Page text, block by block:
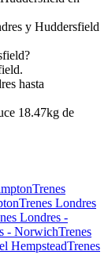
y Huddersfield
hasta
18.47kg de
Trenes
Trenes Londres
Londres -
- NorwichTrenes
HempsteadTrenes